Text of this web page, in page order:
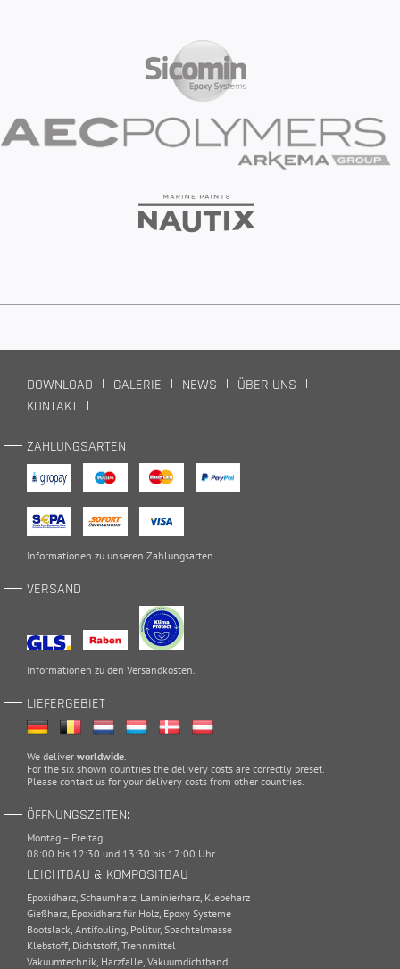
DOWNLOAD GALERIE NEWS
ÜBER UNS
KONTAKT
ZAHLUNGSARTEN
Informationen zu unseren Zahlungsarten
VERSAND
Informationen zu den Versandkosten
LIEFERGEBIET
We deliver worldwide
For the six shown countries the delivery costs are correctly preset.
Please contact us for your delivery costs from other countries.
ÖFFNUNGSZEITEN:
Montag – Freitag
08:00 bis 12:30 und 13:30 bis 17:00 Uhr
LEICHTBAU & KOMPOSITBAU
Epoxidharz Schaumharz Laminierharz Klebeharz
Gießharz Epoxidharz für Holz Epoxy Systeme
Bootslack Antifouling Politur, Spachtelmasse
Klebstoff Dichtstoff Trennmittel
Vakuumtechnik Harzfalle Vakuumdichtband